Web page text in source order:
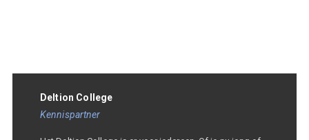
Deltion College
Kennispartner